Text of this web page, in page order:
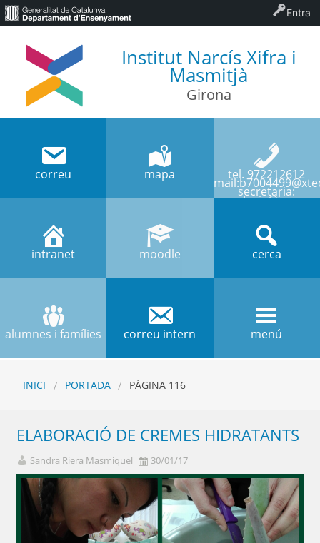
Institut Narcís Xifra i
Masmitjà
Girona
correu mapa tel. 972212612
secretaria:
intranet moodle cerca
alumnes i famílies correu intern menú
INICI PORTADA PÀGINA 116
ELABORACIÓ DE CREMES HIDRATANTS
Sandra Riera Masmiquel 30/01/17
Entra